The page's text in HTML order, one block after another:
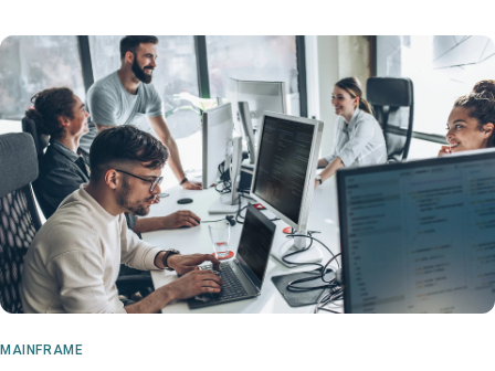
MAINFRAME